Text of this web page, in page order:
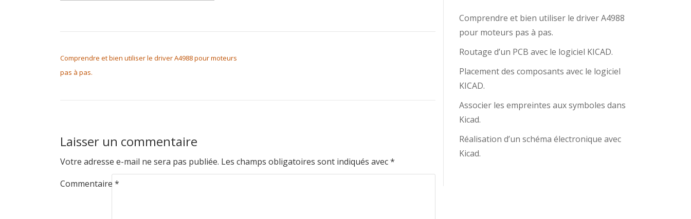
Comprendre et bien utiliser le driver A4988 pour moteurs
pas à pas.
Laisser un commentaire
Votre adresse e-mail ne sera pas publiée. Les champs obligatoires sont indiqués avec*
Commentaire *
Comprendre et bien utiliser le driver A4988
pour moteurs pas à pas.
Routage d’un PCB avec le logiciel KICAD.
Placement des composants avec le logiciel
KICAD.
Associer les empreintes aux symboles dans
Kicad.
Réalisation d’un schéma électronique avec
Kicad.